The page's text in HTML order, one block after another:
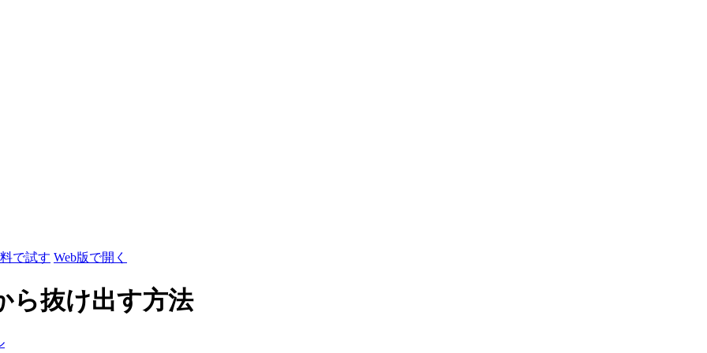
で試す Web版で開く
ら抜け出す方法